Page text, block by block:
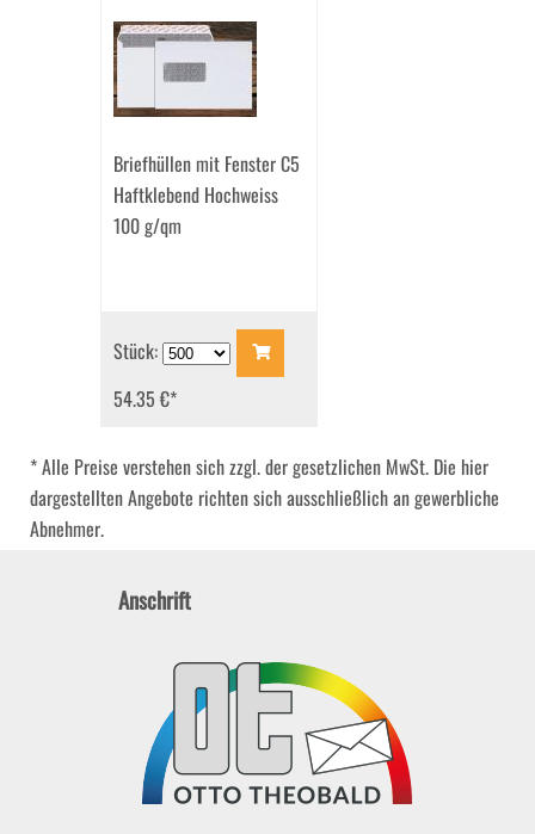
Briefhüllen mit Fenster C5
Haftklebend Hochweiss
100 g/qm
Stück:
54.35 €*
* Alle Preise verstehen sich zzgl. der gesetzlichen MwSt. Die hier
dargestellten Angebote richten sich ausschließlich an gewerbliche
Abnehmer.
Anschrift